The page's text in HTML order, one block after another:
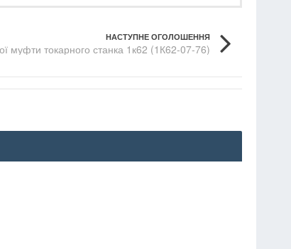
НАСТУПНЕ ОГОЛОШЕННЯ
муфти токарного станка 1к62 (1К62-07-76)